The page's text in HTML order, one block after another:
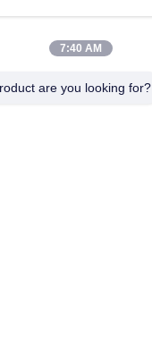
家
プロダクト
工場旅行
7:40 AM
are you looking for?